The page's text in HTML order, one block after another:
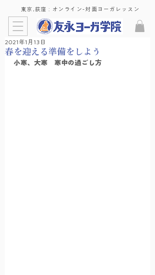
東京,荻窪 : ​オンライン-対面ヨーガレッスン
春を迎える準備をしよう
2021年1月13日
小寒、大寒　寒中の過ごし方